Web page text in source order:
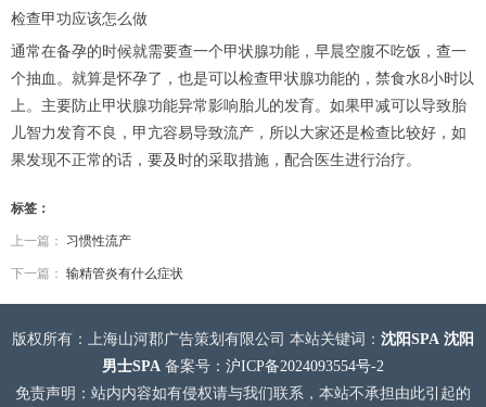
检查甲功应该怎么做
通常在备孕的时候就需要查一个甲状腺功能，早晨空腹不吃饭，查一
个抽血。就算是怀孕了，也是可以检查甲状腺功能的，禁食水8小时以
上。主要防止甲状腺功能异常影响胎儿的发育。如果甲减可以导致胎
儿智力发育不良，甲亢容易导致流产，所以大家还是检查比较好，如
果发现不正常的话，要及时的采取措施，配合医生进行治疗。
标签：
上一篇： 习惯性流产
下一篇： 输精管炎有什么症状
版权所有：上海山河郡广告策划有限公司 本站关键词： 沈阳SPA 沈阳
男士SPA 备案号： 沪ICP备2024093554号-2
免责声明：站内内容如有侵权请与我们联系，本站不承担由此引起的